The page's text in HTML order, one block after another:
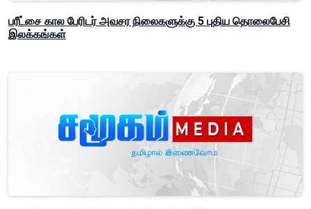
பரீட்சை கால பேரிடர் அவசர நிலைகளுக்கு 5 புதிய தொலைபேசி
இலக்கங்கள்